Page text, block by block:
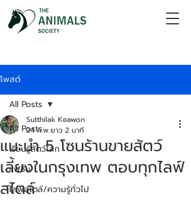
โพสต์
All Posts
เรียนรู้สัตว์โลก
แฟชั่น
ไลฟ์สไตล์/ความรู้ทั่วไป
All Posts
แนะนำ 5 โซนร้านขายสัตว์
เลี้ยงในกรุงเทพ ตอบทุกไลฟ์
สไตล์
Sutthilak Keawon
24 ก.พ.ยาว 2 นาที